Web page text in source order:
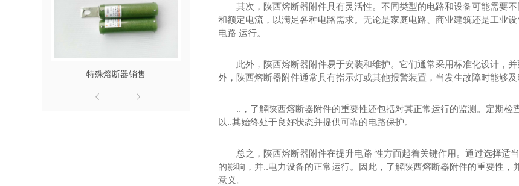
特殊熔断器销售 西安特种熔断器 西安特殊熔断器
其次，陕西熔断器附件具有灵活性。不同类型的电路和设备可能需要
和额定电流，以满足各种电路需求。无论是家庭电路、商业建筑还是工业
电路 运行。
此外，陕西熔断器附件易于安装和维护。它们通常采用标准化设计，
外，陕西熔断器附件通常具有指示灯或其他报警装置，当发生故障时能够及
..，了解陕西熔断器附件的重要性还包括对其正常运行的监测。定期
以..其始终处于良好状态并提供可靠的电路保护。
总之，陕西熔断器附件在提升电路 性方面起着关键作用。通过选择适
的影响，并..电力设备的正常运行。因此，了解陕西熔断器附件的重要性
意义。